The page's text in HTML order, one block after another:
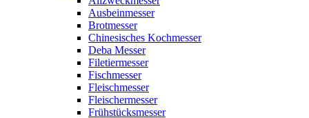
Ausbeinmesser
Brotmesser
Chinesisches Kochmesser
Deba Messer
Filetiermesser
Fischmesser
Fleischmesser
Fleischermesser
Frühstücksmesser